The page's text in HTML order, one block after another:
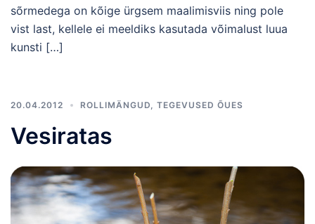
sõrmedega on kõige ürgsem maalimisviis ning pole
vist last, kellele ei meeldiks kasutada võimalust luua
kunsti […]
20.04.2012 ROLLIMÄNGUD TEGEVUSED ÕUES
Vesiratas